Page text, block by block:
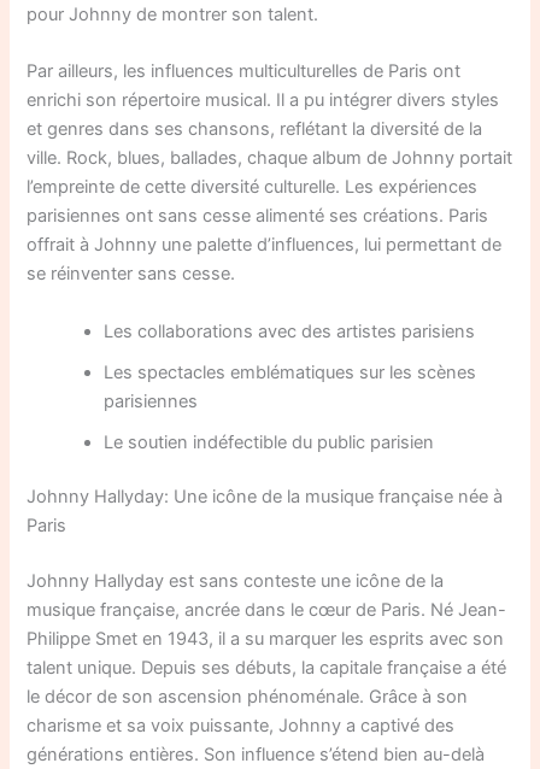
pour Johnny de montrer son talent.
Par ailleurs, les influences multiculturelles de Paris ont
enrichi son répertoire musical. Il a pu intégrer divers styles
et genres dans ses chansons, reflétant la diversité de la
ville. Rock, blues, ballades, chaque album de Johnny portait
l’empreinte de cette diversité culturelle. Les expériences
parisiennes ont sans cesse alimenté ses créations. Paris
offrait à Johnny une palette d’influences, lui permettant de
se réinventer sans cesse.
Les collaborations avec des artistes parisiens
Les spectacles emblématiques sur les scènes
parisiennes
Le soutien indéfectible du public parisien
Johnny Hallyday: Une icône de la musique française née à
Paris
Johnny Hallyday est sans conteste une icône de la
musique française, ancrée dans le cœur de Paris. Né Jean-
Philippe Smet en 1943, il a su marquer les esprits avec son
talent unique. Depuis ses débuts, la capitale française a été
le décor de son ascension phénoménale. Grâce à son
charisme et sa voix puissante, Johnny a captivé des
générations entières. Son influence s’étend bien au-delà